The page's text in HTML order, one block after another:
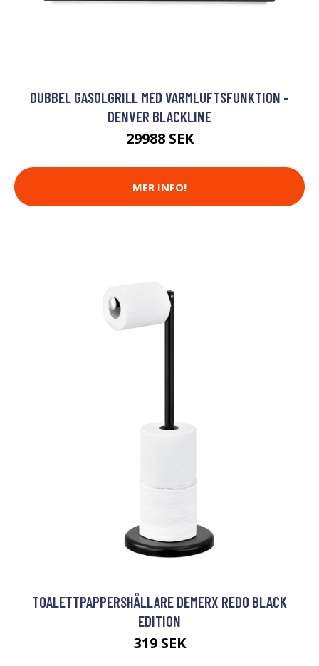
DUBBEL GASOLGRILL MED VARMLUFTSFUNKTION -
DENVER BLACKLINE
29988 SEK
MER INFO!
TOALETTPAPPERSHÅLLARE DEMERX REDO BLACK
EDITION
319 SEK